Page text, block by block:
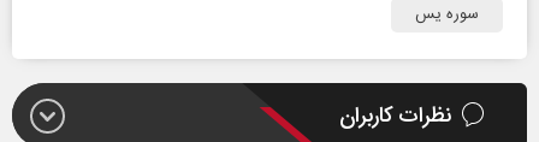
سوره یس
نظرات کاربران